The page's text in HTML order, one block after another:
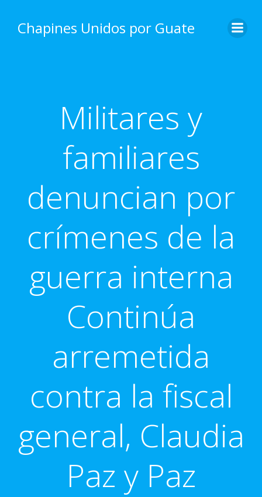
content
Chapines Unidos por Guate
Militares y
familiares
denuncian por
crí­menes de la
guerra interna
Continúa
arremetida
contra la fiscal
general, Claudia
Paz y Paz